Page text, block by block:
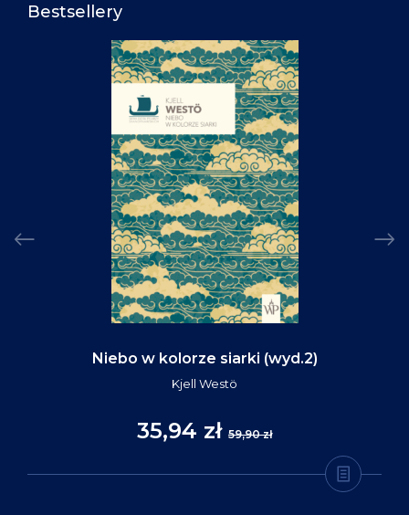
Bestsellery
Niebo w kolorze siarki (wyd.2)
Kjell Westö
35,94 zł 59,90 zł